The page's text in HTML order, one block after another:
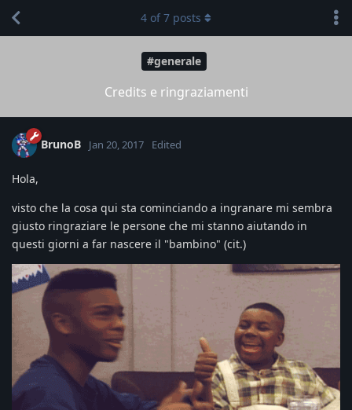
#generale
Credits e ringraziamenti
4 of7 posts
BrunoB Jan 20, 2017 Edited
Hola,
visto che la cosa qui sta cominciando a ingranare mi sembra
giusto ringraziare le persone che mi stanno aiutando in
questi giorni a far nascere il "bambino" (cit.)